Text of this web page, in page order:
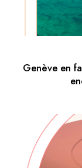
Genève en